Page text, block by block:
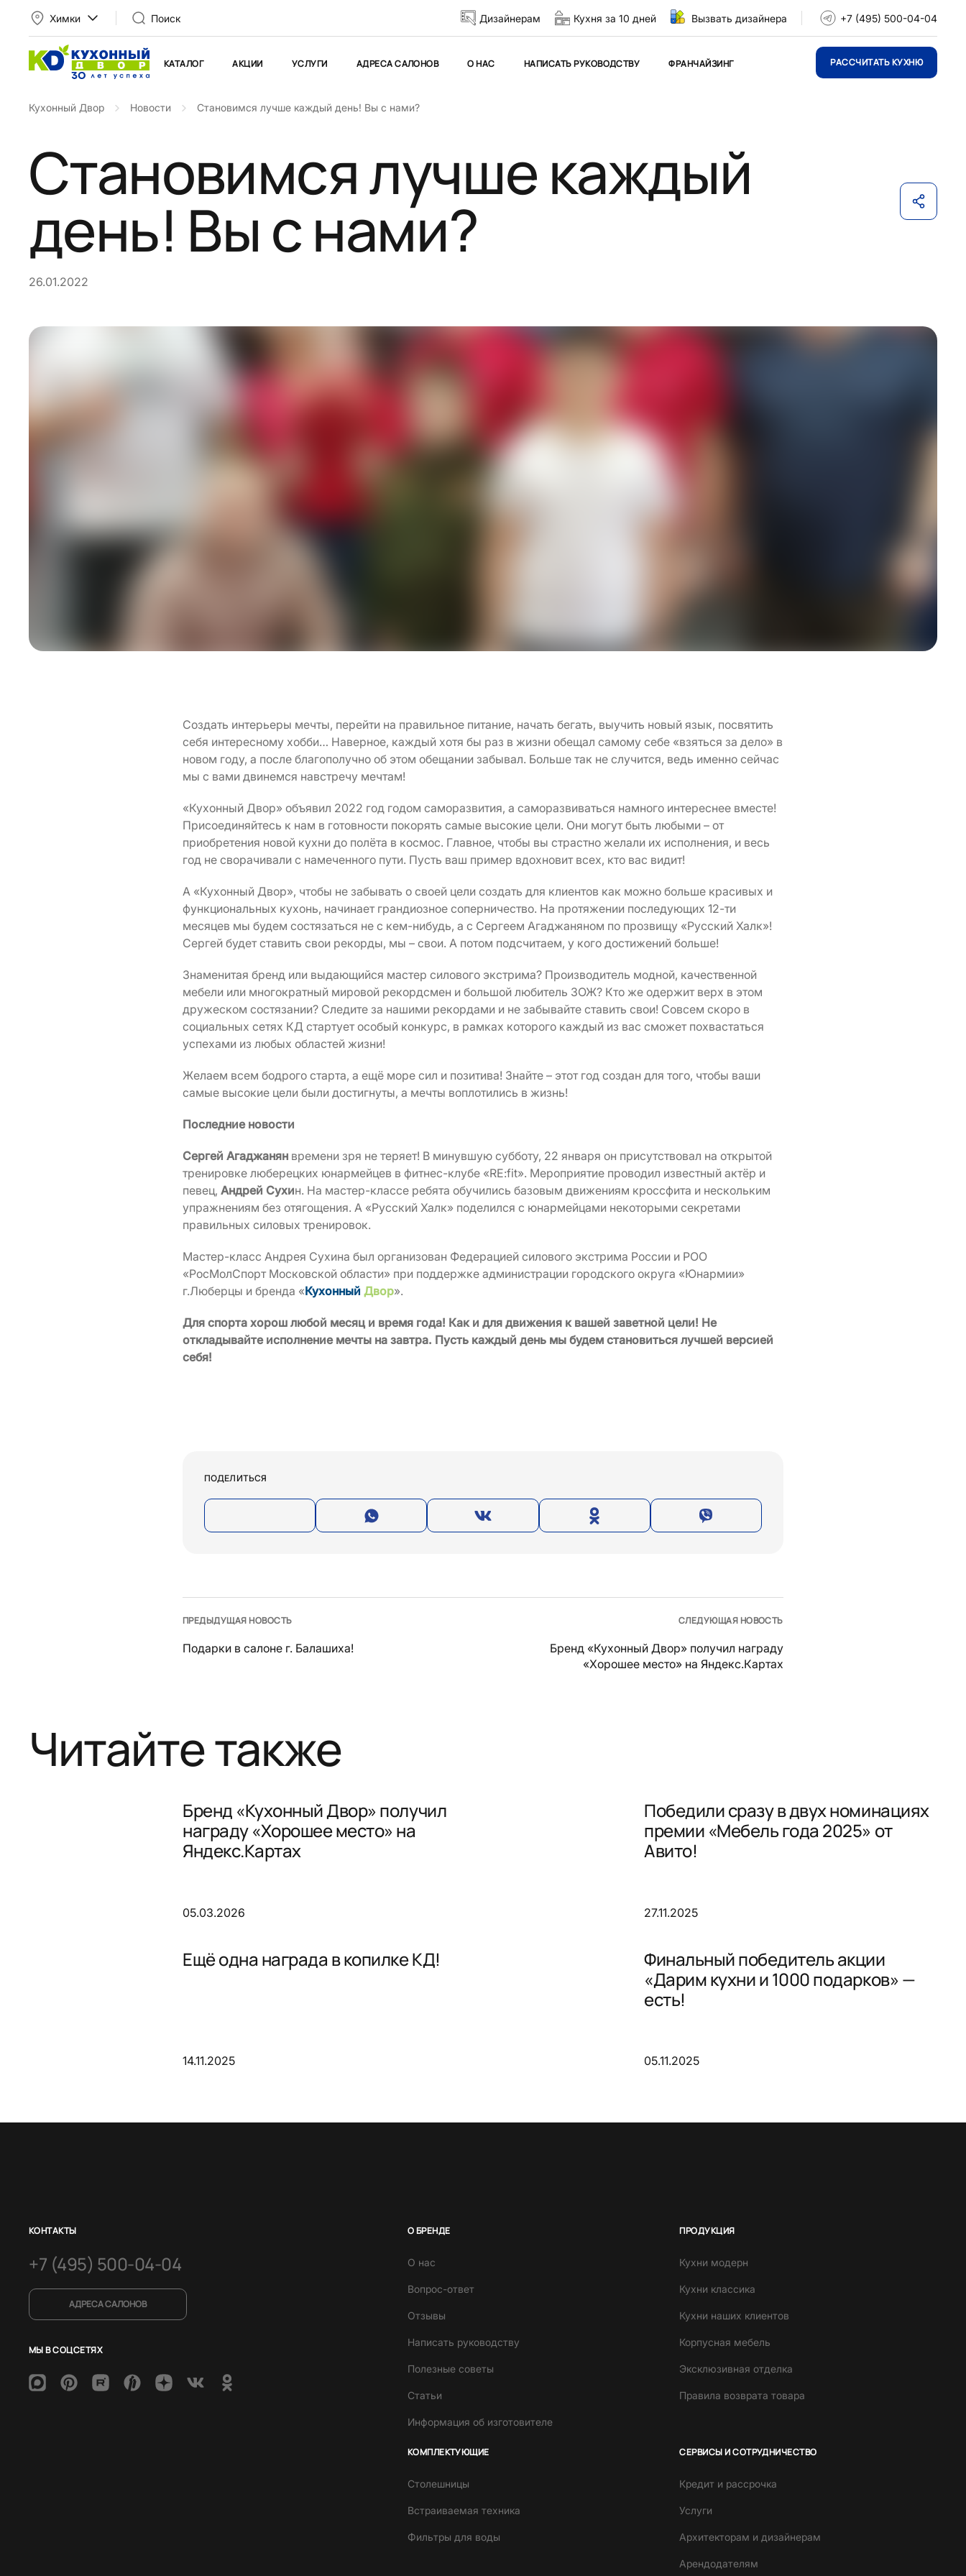
Химки Поиск Дизайнерам Кухня за 10 дней Вызвать дизайнера +7 (495) 500-04-04
КАТАЛОГ АКЦИИ УСЛУГИ АДРЕСА САЛОНОВ О НАС НАПИСАТЬ РУКОВОДСТВУ ФРАНЧАЙЗИНГ РАССЧИТАТЬ КУХНЮ
Кухонный Двор Новости Становимся лучше каждый день! Вы с нами?
Становимся лучше каждый
день! Вы с нами?
26.01.2022
Создать интерьеры мечты, перейти на правильное питание, начать бегать, выучить новый язык, посвятить
себя интересному хобби… Наверное, каждый хотя бы раз в жизни обещал самому себе «взяться за дело» в
новом году, а после благополучно об этом обещании забывал. Больше так не случится, ведь именно сейчас
мы с вами двинемся навстречу мечтам!
«Кухонный Двор» объявил 2022 год годом саморазвития, а саморазвиваться намного интереснее вместе!
Присоединяйтесь к нам в готовности покорять самые высокие цели. Они могут быть любыми – от
приобретения новой кухни до полёта в космос. Главное, чтобы вы страстно желали их исполнения, и весь
год не сворачивали с намеченного пути. Пусть ваш пример вдохновит всех, кто вас видит!
А «Кухонный Двор», чтобы не забывать о своей цели создать для клиентов как можно больше красивых и
функциональных кухонь, начинает грандиозное соперничество. На протяжении последующих 12-ти
месяцев мы будем состязаться не с кем-нибудь, а с Сергеем Агаджаняном по прозвищу «Русский Халк»!
Сергей будет ставить свои рекорды, мы – свои. А потом подсчитаем, у кого достижений больше!
Знаменитая бренд или выдающийся мастер силового экстрима? Производитель модной, качественной
мебели или многократный мировой рекордсмен и большой любитель ЗОЖ? Кто же одержит верх в этом
дружеском состязании? Следите за нашими рекордами и не забывайте ставить свои! Совсем скоро в
социальных сетях КД стартует особый конкурс, в рамках которого каждый из вас сможет похвастаться
успехами из любых областей жизни!
Желаем всем бодрого старта, а ещё море сил и позитива! Знайте – этот год создан для того, чтобы ваши
самые высокие цели были достигнуты, а мечты воплотились в жизнь!
Последние новости
Сергей Агаджанян времени зря не теряет! В минувшую субботу, 22 января он присутствовал на открытой
тренировке люберецких юнармейцев в фитнес-клубе «RE:fit». Мероприятие проводил известный актёр и
певец, Андрей Сухин. На мастер-классе ребята обучились базовым движениям кроссфита и нескольким
упражнениям без отягощения. А «Русский Халк» поделился с юнармейцами некоторыми секретами
правильных силовых тренировок.
Мастер-класс Андрея Сухина был организован Федерацией силового экстрима России и РОО
«РосМолСпорт Московской области» при поддержке администрации городского округа «Юнармии»
г.Люберцы и бренда «Кухонный Двор».
Для спорта хорош любой месяц и время года! Как и для движения к вашей заветной цели! Не
откладывайте исполнение мечты на завтра. Пусть каждый день мы будем становиться лучшей версией
себя!
ПОДЕЛИТЬСЯ
ПРЕДЫДУЩАЯ НОВОСТЬ
Подарки в салоне г. Балашиха!
СЛЕДУЮЩАЯ НОВОСТЬ
Бренд «Кухонный Двор» получил награду
«Хорошее место» на Яндекс.Картах
Читайте также
Бренд «Кухонный Двор» получил
награду «Хорошее место» на
Яндекс.Картах
05.03.2026
Победили сразу в двух номинациях
премии «Мебель года 2025» от
Авито!
27.11.2025
Ещё одна награда в копилке КД!
14.11.2025
Финальный победитель акции
«Дарим кухни и 1000 подарков» —
есть!
05.11.2025
КОНТАКТЫ
+7 (495) 500-04-04
АДРЕСА САЛОНОВ
МЫ В СОЦСЕТЯХ
О БРЕНДЕ
О нас
Вопрос-ответ
Отзывы
Написать руководству
Полезные советы
Статьи
Информация об изготовителе
ПРОДУКЦИЯ
Кухни модерн
Кухни классика
Кухни наших клиентов
Корпусная мебель
Эксклюзивная отделка
Правила возврата товара
КОМПЛЕКТУЮЩИЕ
Столешницы
Встраиваемая техника
Фильтры для воды
СЕРВИСЫ И СОТРУДНИЧЕСТВО
Кредит и рассрочка
Услуги
Архитекторам и дизайнерам
Арендодателям